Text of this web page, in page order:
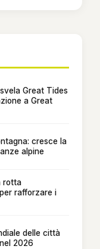
Great Tides
a Great
cresce la
alpine
rotta
rafforzare i
delle città
2026